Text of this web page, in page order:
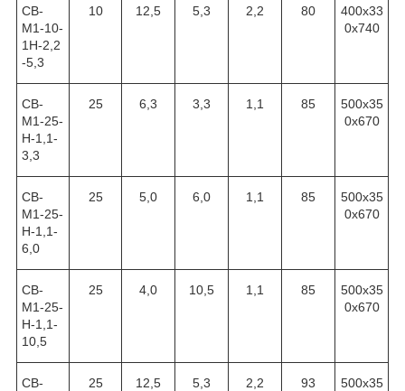
СВ-
М1-10-
1Н-2,2
-5,3
10 12,5 5,3 2,2 80
400х33
0х740
СВ-
М1-25-
Н-1,1-
3,3
25 6,3 3,3 1,1 85
500х35
0х670
СВ-
М1-25-
Н-1,1-
6,0
25 5,0 6,0 1,1 85
500х35
0х670
СВ-
М1-25-
Н-1,1-
10,5
25 4,0 10,5 1,1 85
500х35
0х670
СВ-
25 12,5 5,3 2,2 93
500х35